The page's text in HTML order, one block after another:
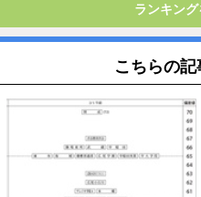
ランキン
こちらの